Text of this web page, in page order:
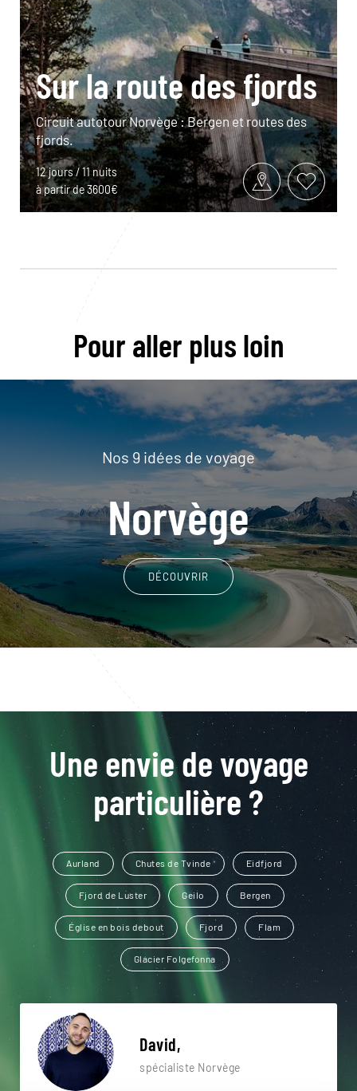
Sur la route des fjords
Circuit autotour Norvège : Bergen et routes des
fjords.
12 jours / 11 nuits
à partir de 3600€
Pour aller plus loin
Nos 9 idées de voyage
Norvège
DÉCOUVRIR
Une envie de voyage
particulière ?
Aurland Chutes de Tvinde Eidfjord
Fjord de Luster Geilo Bergen
Église en bois debout Fjord Flam
Glacier Folgefonna
David,
spécialiste Norvège